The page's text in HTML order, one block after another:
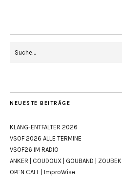
NEUESTE BEITRÄGE
KLANG-ENTFALTER 2026
VSOF 2026 ALLE TERMINE
VSOF26 IM RADIO
ANKER | COUDOUX | GOUBAND | ZOUBEK
OPEN CALL | ImproWise